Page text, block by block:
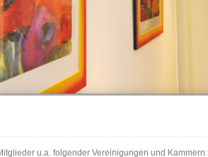
u.a. folgender Vereinigungen und Kammern: